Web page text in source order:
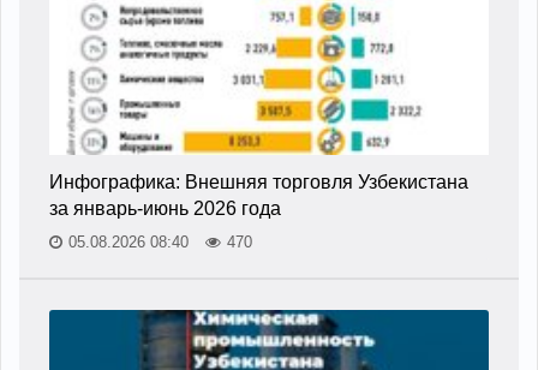
Инфографика: Внешняя торговля Узбекистана
за январь-июнь 2026 года
05.08.2026 08:40 470